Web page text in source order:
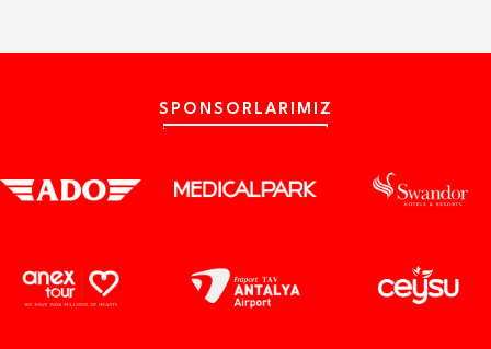
SPONSORLARIMIZ